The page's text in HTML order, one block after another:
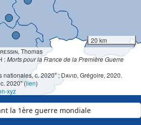
20 km
, Thomas
:Morts pour la France de la Première Guerre
nationales, c. 2020" ;David, Grégoire, 2020.
2020" (lien)
xyz